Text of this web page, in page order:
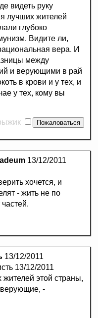
видеть руку
лучших жителей
глубоко
Видите ли,
вера. И
между
и верующими в рай
в крови и у тех, и
у тех, кому вы
13/12/2011
хочется, и
- жить не по
13/12/2011
13/12/2011
этой страны,
верующие, -